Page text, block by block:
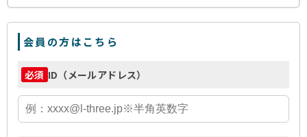
会員の方はこちら
必須 ID（メールアドレス）